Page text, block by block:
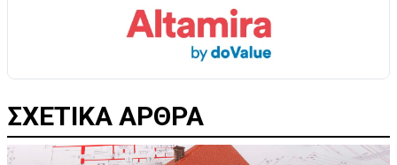
ΣΧΕΤΙΚΑ ΑΡΘΡΑ